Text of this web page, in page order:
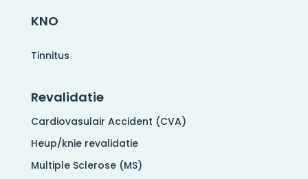
KNO
Tinnitus
Revalidatie
Cardiovasulair Accident (CVA)
Heup/knie revalidatie
Multiple Sclerose (MS)